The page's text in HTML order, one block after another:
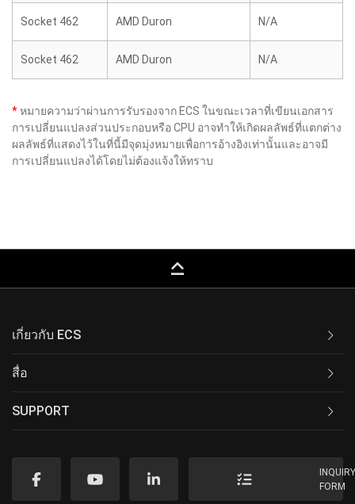
Socket 462 AMD Duron N/A
Socket 462 AMD Duron N/A
*หมายความว่าผ่านการรับรองจาก ECS ในขณะเวลาที่เขียนเอกสาร
การเปลี่ยนแปลงส่วนประกอบหรือ CPU อาจทำให้เกิดผลลัพธ์ที่แตกต่าง
ผลลัพธ์ที่แสดงไว้ในที่นี้มีจุดมุ่งหมายเพื่อการอ้างอิงเท่านั้นและอาจมี
การเปลี่ยนแปลงได้โดยไม่ต้องแจ้งให้ทราบ
keyboard_capslock
เกี่ยวกับ ECS
สื่อ
SUPPORT
FORM